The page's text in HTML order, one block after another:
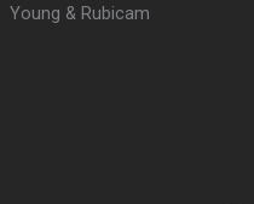
Young & Rubicam